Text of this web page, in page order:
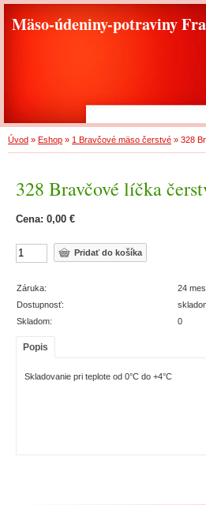
Mäso-údeniny-potraviny
Úvod » Eshop » 1 Bravčové mäso čerstvé » 328
328 Bravčové líčka
Cena: 0,00 €
Záruka:
24
Dostupnosť:
Skladom:
0
Popis
Skladovanie pri teplote od 0°C do +4°C